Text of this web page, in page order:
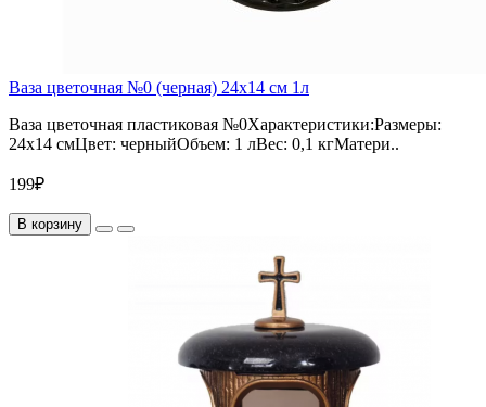
Ваза цветочная №0 (черная) 24х14 см 1л
Ваза цветочная пластиковая №0Характеристики:Размеры:
24х14 смЦвет: черныйОбъем: 1 лВес: 0,1 кгМатери..
199₽
В корзину